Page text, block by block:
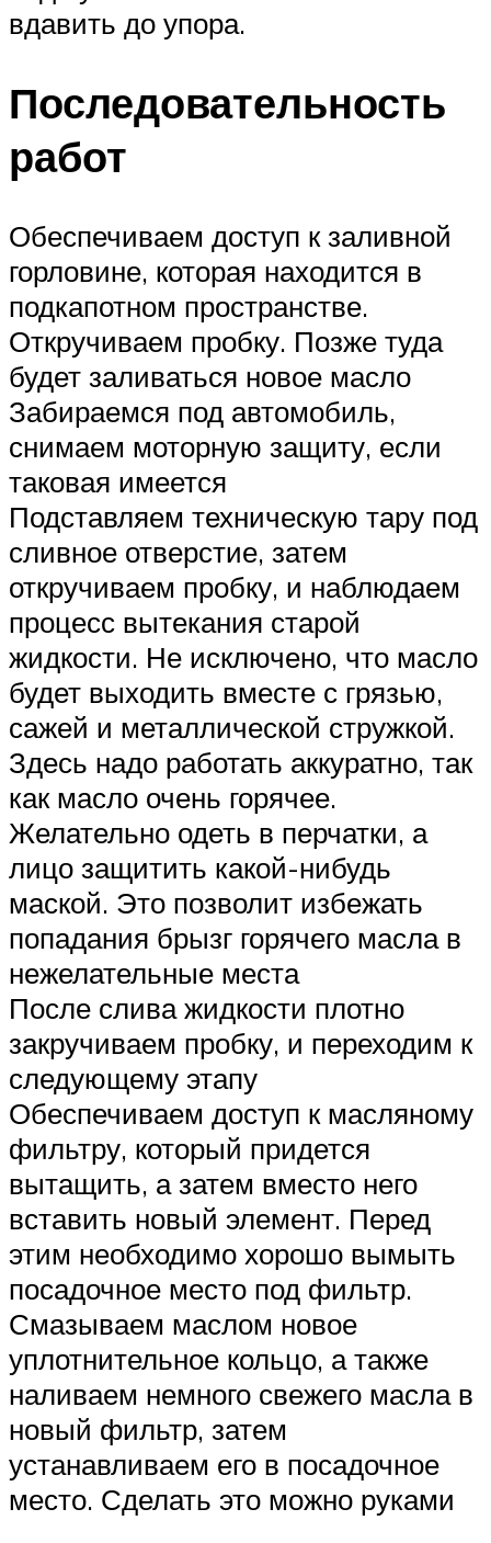
вдавить до упора.
Последовательность
работ
Обеспечиваем доступ к заливной
горловине, которая находится в
подкапотном пространстве.
Откручиваем пробку. Позже туда
будет заливаться новое масло
Забираемся под автомобиль,
снимаем моторную защиту, если
таковая имеется
Подставляем техническую тару под
сливное отверстие, затем
откручиваем пробку, и наблюдаем
процесс вытекания старой
жидкости. Не исключено, что масло
будет выходить вместе с грязью,
сажей и металлической стружкой.
Здесь надо работать аккуратно, так
как масло очень горячее.
Желательно одеть в перчатки, а
лицо защитить какой-нибудь
маской. Это позволит избежать
попадания брызг горячего масла в
нежелательные места
После слива жидкости плотно
закручиваем пробку, и переходим к
следующему этапу
Обеспечиваем доступ к масляному
фильтру, который придется
вытащить, а затем вместо него
вставить новый элемент. Перед
этим необходимо хорошо вымыть
посадочное место под фильтр.
Смазываем маслом новое
уплотнительное кольцо, а также
наливаем немного свежего масла в
новый фильтр, затем
устанавливаем его в посадочное
место. Сделать это можно руками